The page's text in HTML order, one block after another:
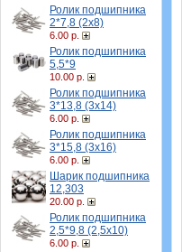
Ролик подшипника
2*7,8 (2х8)
6.00 р.
Ролик подшипника
5,5*9
10.00 р.
Ролик подшипника
3*13,8 (3х14)
6.00 р.
Ролик подшипника
3*15,8 (3х16)
6.00 р.
Шарик подшипника
12,303
20.00 р.
Ролик подшипника
2,5*9,8 (2,5х10)
6.00 р.